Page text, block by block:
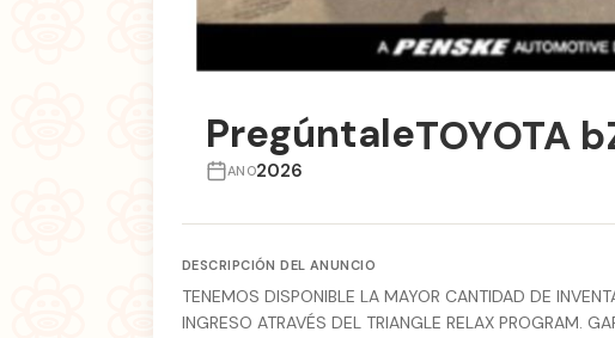
PregúntaleTOYOTA
ANO2026
DESCRIPCIÓN DEL ANUNCIO
TENEMOS DISPONIBLE LA MAYOR CANTIDAD DE
INGRESO ATRAVÉS DEL TRIANGLE RELAX PROGRAM.